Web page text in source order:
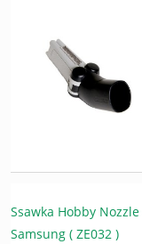
Ssawka Hobby
Samsung ( ZE032 )